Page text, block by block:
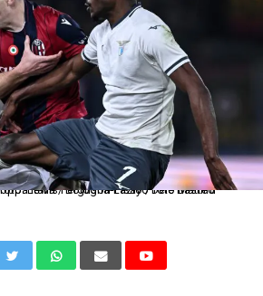
Matteo Gribaudi/Image Sport nella foto: Lewis Ferguson-Fisayo Dele Bashiru